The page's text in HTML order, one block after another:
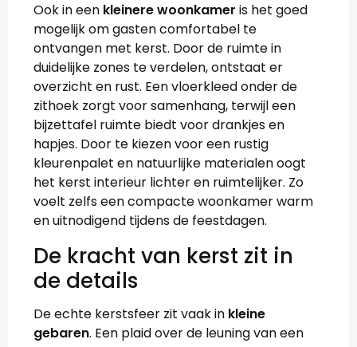
Ook in een kleinere woonkamer is het goed
mogelijk om gasten comfortabel te
ontvangen met kerst. Door de ruimte in
duidelijke zones te verdelen, ontstaat er
overzicht en rust. Een vloerkleed onder de
zithoek zorgt voor samenhang, terwijl een
bijzettafel ruimte biedt voor drankjes en
hapjes. Door te kiezen voor een rustig
kleurenpalet en natuurlijke materialen oogt
het kerst interieur lichter en ruimtelijker. Zo
voelt zelfs een compacte woonkamer warm
en uitnodigend tijdens de feestdagen.
De kracht van kerst zit in
de details
De echte kerstsfeer zit vaak in kleine
gebaren. Een plaid over de leuning van een